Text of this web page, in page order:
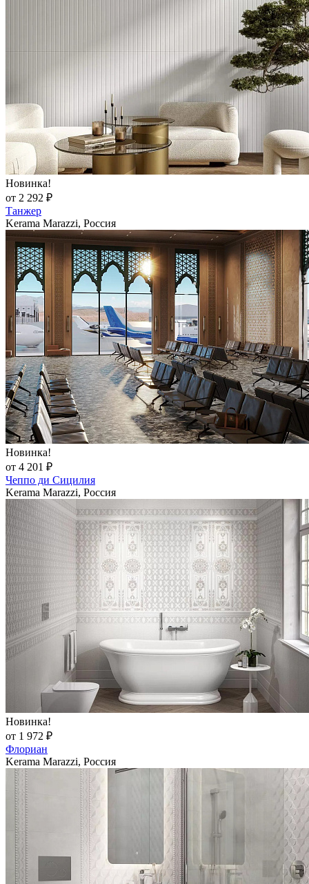
Новинка!
от 2 292 ₽
Танжер
Kerama Marazzi, Россия
Новинка!
от 4 201 ₽
Чеппо ди Сицилия
Kerama Marazzi, Россия
Новинка!
от 1 972 ₽
Флориан
Kerama Marazzi, Россия